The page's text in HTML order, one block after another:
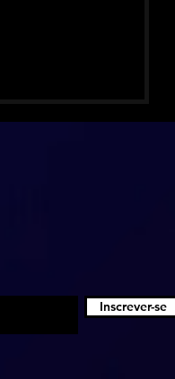
inédita
Inscrever-se